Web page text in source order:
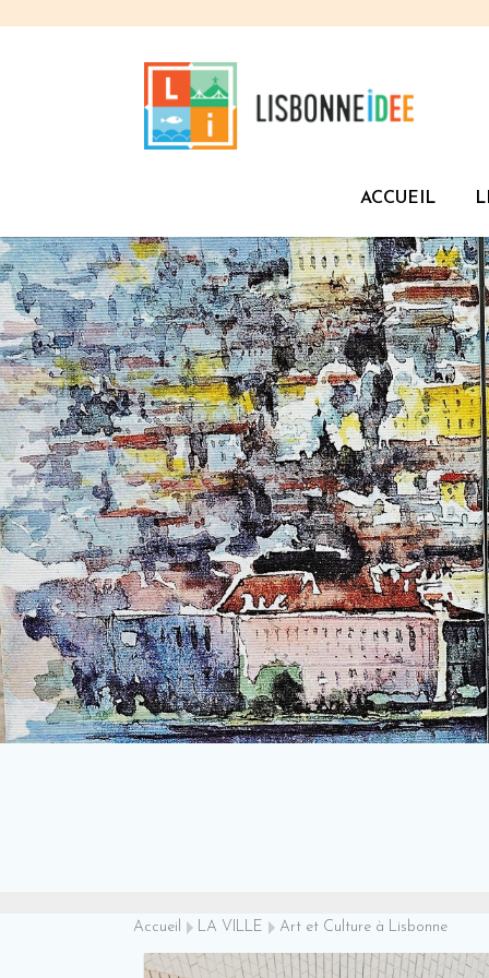
ACCUEIL
Accueil LA VILLE Art et Culture à Lisbonne